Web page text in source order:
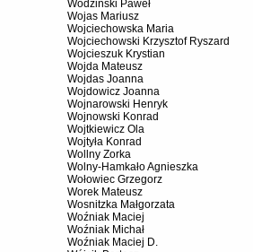
Wodziński Paweł
Wojas Mariusz
Wojciechowska Maria
Wojciechowski Krzysztof Ryszard
Wojcieszuk Krystian
Wojda Mateusz
Wojdas Joanna
Wojdowicz Joanna
Wojnarowski Henryk
Wojnowski Konrad
Wojtkiewicz Ola
Wojtyła Konrad
Wollny Zorka
Wolny-Hamkało Agnieszka
Wołowiec Grzegorz
Worek Mateusz
Wosnitzka Małgorzata
Woźniak Maciej
Woźniak Michał
Woźniak Maciej D.